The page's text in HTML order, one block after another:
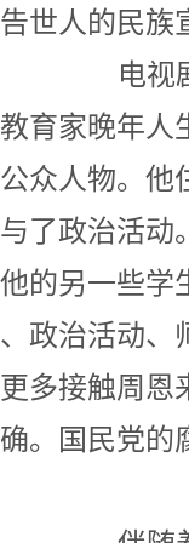
是昭
几集主
育家晚年人
众人物。
了政治活动
的另一些
政治活动
多接触周恩
。国民党